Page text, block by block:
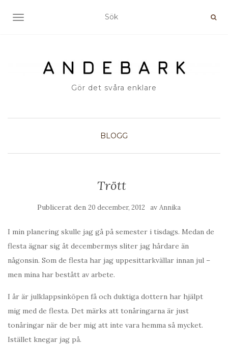
SLÅ PÅ/AV NAVIGERING
Gör det svåra enklare
BLOGG
Trött
Publicerat den 20 december, 2012 av Annika
I min planering skulle jag gå på semester i tisdags. Medan de
flesta ägnar sig åt decembermys sliter jag hårdare än
någonsin. Som de flesta har jag uppesittarkvällar innan jul –
men mina har bestått av arbete.
I år är julklappsinköpen få och duktiga dottern har hjälpt
mig med de flesta. Det märks att tonåringarna är just
tonåringar när de ber mig att inte vara hemma så mycket.
Istället knegar jag på.